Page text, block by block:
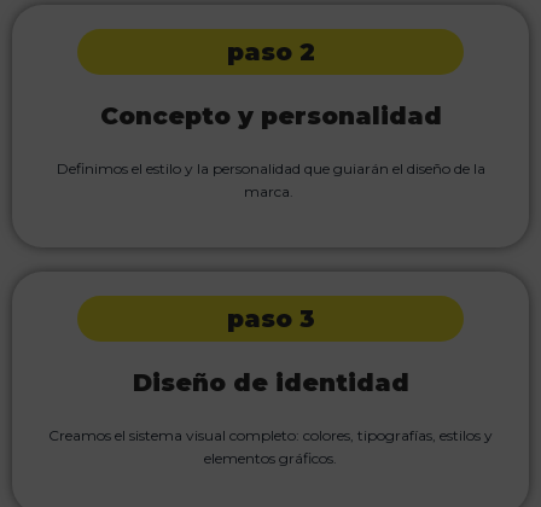
paso 2
Concepto y personalidad
Definimos el estilo y la personalidad que guiarán el diseño de la
marca.
paso 3
Diseño de identidad
Creamos el sistema visual completo: colores, tipografías, estilos y
elementos gráficos.